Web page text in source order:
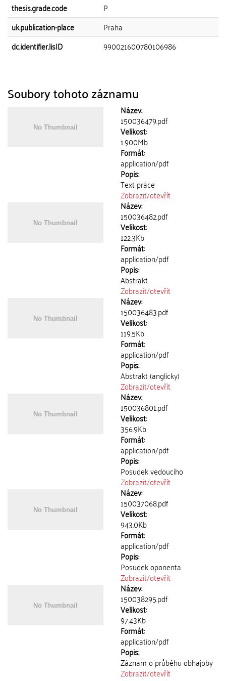
thesis.grade.code
P
uk.publication-place
Praha
dc.identifier.lisID
990021600780106986
Soubory tohoto záznamu
Název:
150036479.pdf
Velikost:
1.900Mb
Formát:
application/pdf
Popis:
Text práce
Zobrazit/otevřít
Název:
150036482.pdf
Velikost:
122.3Kb
Formát:
application/pdf
Popis:
Abstrakt
Zobrazit/otevřít
Název:
150036483.pdf
Velikost:
119.5Kb
Formát:
application/pdf
Popis:
Abstrakt (anglicky)
Zobrazit/otevřít
Název:
150036801.pdf
Velikost:
356.9Kb
Formát:
application/pdf
Popis:
Posudek vedoucího
Zobrazit/otevřít
Název:
150037068.pdf
Velikost:
943.0Kb
Formát:
application/pdf
Popis:
Posudek oponenta
Zobrazit/otevřít
Název:
150038295.pdf
Velikost:
97.43Kb
Formát:
application/pdf
Popis:
Záznam o průběhu obhajoby
Zobrazit/otevřít